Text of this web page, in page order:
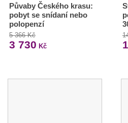
Půvaby Českého krasu:
pobyt se snídaní nebo
polopenzí
5 366 Kč
3 730 Kč